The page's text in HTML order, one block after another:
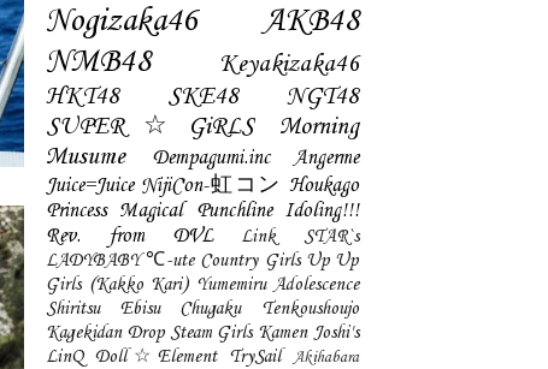
Nogizaka46
AKB48
NMB48
Keyakizaka46
HKT48
SKE48
NGT48
SUPER☆GiRLS
Morning
Musume
Dempagumi.inc
Angerme
Juice=Juice NijiCon-虹コン Houkago
Princess Magical Punchline Idoling!!!
Rev. from DVL
Link STAR`s
LADYBABY ℃-ute Country Girls Up Up
Girls (Kakko Kari) Yumemiru Adolescence
Shiritsu Ebisu Chugaku
Tenkoushoujo
Kagekidan Drop Steam Girls Kamen Joshi's
LinQ Doll☆Element TrySail
Akihabara